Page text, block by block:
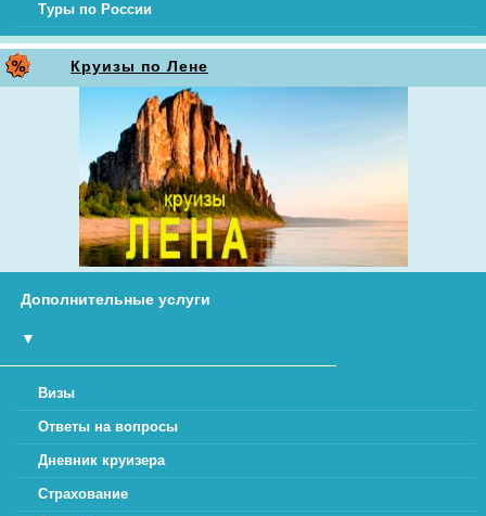
Туры по России
Круизы по Лене
Дополнительные услуги
▼
Визы
Ответы на вопросы
Дневник круизера
Страхование